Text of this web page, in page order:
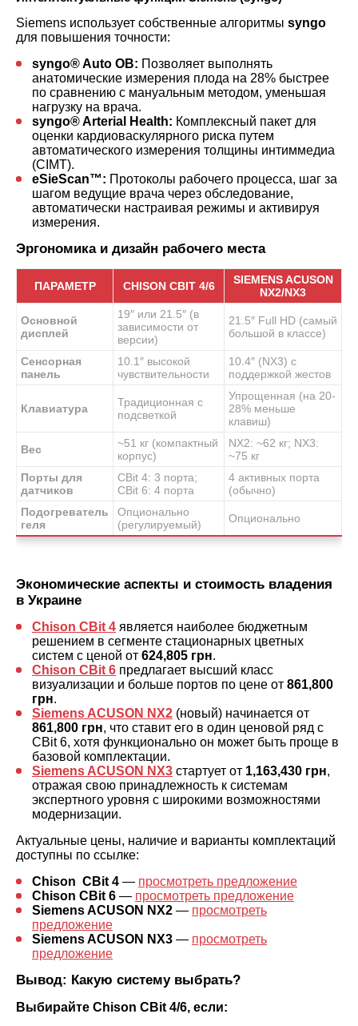
Siemens использует собственные алгоритмы syngo
для повышения точности:
syngo® Auto OB: Позволяет выполнять
анатомические измерения плода на 28% быстрее
по сравнению с мануальным методом, уменьшая
нагрузку на врача.
syngo® Arterial Health: Комплексный пакет для
оценки кардиоваскулярного риска путем
автоматического измерения толщины интиммедиа
(CIMT).
eSieScan™: Протоколы рабочего процесса, шаг за
шагом ведущие врача через обследование,
автоматически настраивая режимы и активируя
измерения.
Эргономика и дизайн рабочего места
ПАРАМЕТР CHISON CBIT 4/6
SIEMENS ACUSON
NX2/NX3
Основной
дисплей
19″ или 21.5″ (в
зависимости от
версии)
21.5″ Full HD (самый
большой в классе)
Сенсорная
панель
10.1″ высокой
чувствительности
10.4″ (NX3) с
поддержкой жестов
Клавиатура
Традиционная с
подсветкой
Упрощенная (на 20-
28% меньше
клавиш)
Вес
~51 кг (компактный
корпус)
NX2: ~62 кг; NX3:
~75 кг
Порты для
датчиков
CBit 4: 3 порта;
CBit 6: 4 порта
4 активных порта
(обычно)
Подогреватель
геля
Опционально
(регулируемый)
Опционально
Экономические аспекты и стоимость владения
в Украине
Chison CBit 4 является наиболее бюджетным
решением в сегменте стационарных цветных
систем с ценой от 624,805 грн.
Chison CBit 6 предлагает высший класс
визуализации и больше портов по цене от 861,800
грн.
Siemens ACUSON NX2 (новый) начинается от
861,800 грн, что ставит его в один ценовой ряд с
CBit 6, хотя функционально он может быть проще в
базовой комплектации.
Siemens ACUSON NX3 стартует от 1,163,430 грн,
отражая свою принадлежность к системам
экспертного уровня с широкими возможностями
модернизации.
Актуальные цены, наличие и варианты комплектаций
доступны по ссылке:
Chison CBit 4 — просмотреть предложение
Chison CBit 6 — просмотреть предложение
Siemens ACUSON NX2 — просмотреть
предложение
Siemens ACUSON NX3 — просмотреть
предложение
Вывод: Какую систему выбрать?
Выбирайте Chison CBit 4/6, если: